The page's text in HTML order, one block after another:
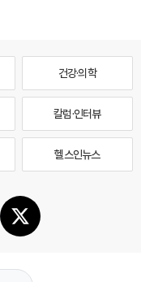
건강·의학
칼럼·인터뷰
헬스인뉴스